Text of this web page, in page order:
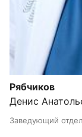
Рябчиков
Денис
Заведующий